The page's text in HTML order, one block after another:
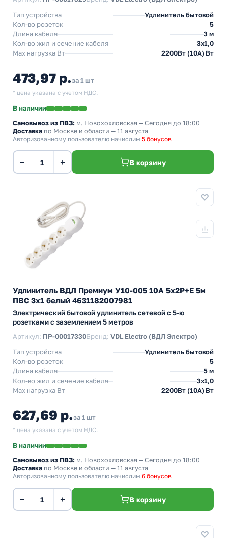
Тип устройства
Удлинитель бытовой
Кол-во розеток
5
Длина кабеля
3 м
Кол-во жил и сечение кабеля
3х1,0
Max нагрузка Вт
2200Вт (10А) Вт
473,97 р.за 1 шт
* цена указана с учетом НДС.
В наличии
Самовывоз из ПВЗ: м. Новохохловская — Сегодня до 18:00
Доставка по Москве и области — 11 августа
Авторизованному пользователю начислим 5 бонусов
− + В корзину
Удлинитель ВДЛ Премиум У10-005 10А 5х2P+E 5м
ПВС 3х1 белый 4631182007981
Электрический бытовой удлинитель сетевой с 5-ю
розетками с заземлением 5 метров
Артикул: ПР-00017330Бренд: VDL Electro (ВДЛ Электро)
Тип устройства
Удлинитель бытовой
Кол-во розеток
5
Длина кабеля
5 м
Кол-во жил и сечение кабеля
3х1,0
Max нагрузка Вт
2200Вт (10А) Вт
627,69 р.за 1 шт
* цена указана с учетом НДС.
В наличии
Самовывоз из ПВЗ: м. Новохохловская — Сегодня до 18:00
Доставка по Москве и области — 11 августа
Авторизованному пользователю начислим 6 бонусов
− + В корзину